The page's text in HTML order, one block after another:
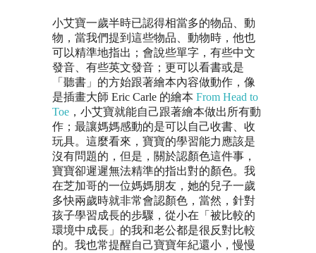
小艾寶一歲半時已認得相當多的物品、動
物，當我們提到這些物品、動物時，他也
可以精準地指出；會說些單字，有些中文
發音、有些英文發音；更可以看書或是
「聽書」的方始跟著繪本內容做動作，像
是插畫大師 Eric Carle 的繪本 From Head to
Toe ，小艾寶就能自己跟著繪本做出所有動
作；最讓媽媽感動的是可以自己收書、收
玩具。這麼看來，寶寶的學習能力應該是
沒有問題的，但是，關於認顏色這件事，
寶寶卻遲遲無法精準的指出對的顏色。我
在芝加哥的一位媽媽朋友，她的兒子一歲
多快兩歲時就非常會認顏色，當然，針對
孩子學習成長的步驟，從小在「被比較的
環境中成長」的我和老公都是很反對比較
的。我也常提醒自己寶寶年紀還小，慢慢